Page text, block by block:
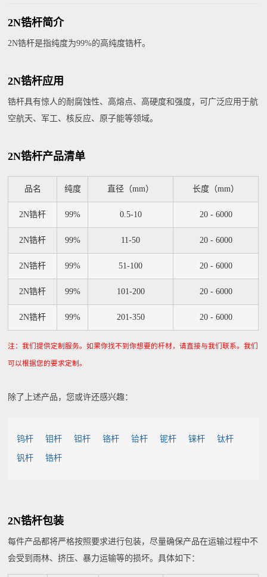
2N锆杆简介
2N锆杆是指纯度为99%的高纯度锆杆。
2N锆杆应用
锆杆具有惊人的耐腐蚀性、高熔点、高硬度和强度，可广泛应用于航
空航天、军工、核反应、原子能等领域。
2N锆杆产品清单
品名 纯度 直径（mm） 长度（mm）
2N锆杆 99% 0.5-10 20 - 6000
2N锆杆 99% 11-50 20 - 6000
2N锆杆 99% 51-100 20 - 6000
2N锆杆 99% 101-200 20 - 6000
2N锆杆 99% 201-350 20 - 6000
注：我们提供定制服务。如果你找不到你想要的杆材，请直接与我们联系。我们
可以根据您的要求定制。
除了上述产品，您或许还感兴趣：
钨杆 钼杆 钽杆 铬杆 铪杆 铌杆 铼杆 钛杆
钒杆 锆杆
2N锆杆包装
每件产品都将严格按照要求进行包装，尽量确保产品在运输过程中不
会受到雨林、挤压、暴力运输等的损坏。具体如下：